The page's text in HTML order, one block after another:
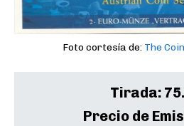
Foto cortesía de: The
Tirada:
Precio de